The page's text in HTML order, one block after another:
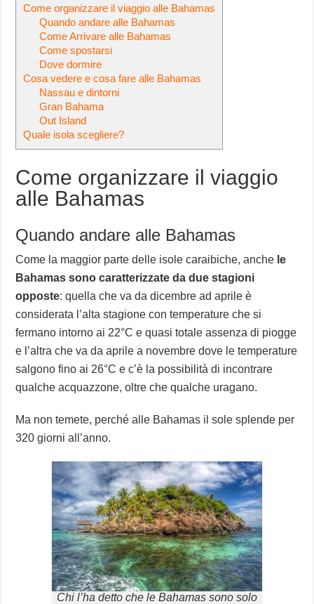
Come organizzare il viaggio alle Bahamas
Quando andare alle Bahamas
Come Arrivare alle Bahamas
Come spostarsi
Dove dormire
Cosa vedere e cosa fare alle Bahamas
Nassau e dintorni
Gran Bahama
Out Island
Quale isola scegliere?
Come organizzare il viaggio
alle Bahamas
Quando andare alle Bahamas
Come la maggior parte delle isole caraibiche, anche le
Bahamas sono caratterizzate da due stagioni
opposte: quella che va da dicembre ad aprile è
considerata l’alta stagione con temperature che si
fermano intorno ai 22°C e quasi totale assenza di piogge
e l’altra che va da aprile a novembre dove le temperature
salgono fino ai 26°C e c’è la possibilità di incontrare
qualche acquazzone, oltre che qualche uragano.
Ma non temete, perché alle Bahamas il sole splende per
320 giorni all’anno.
Chi l’ha detto che le Bahamas sono solo